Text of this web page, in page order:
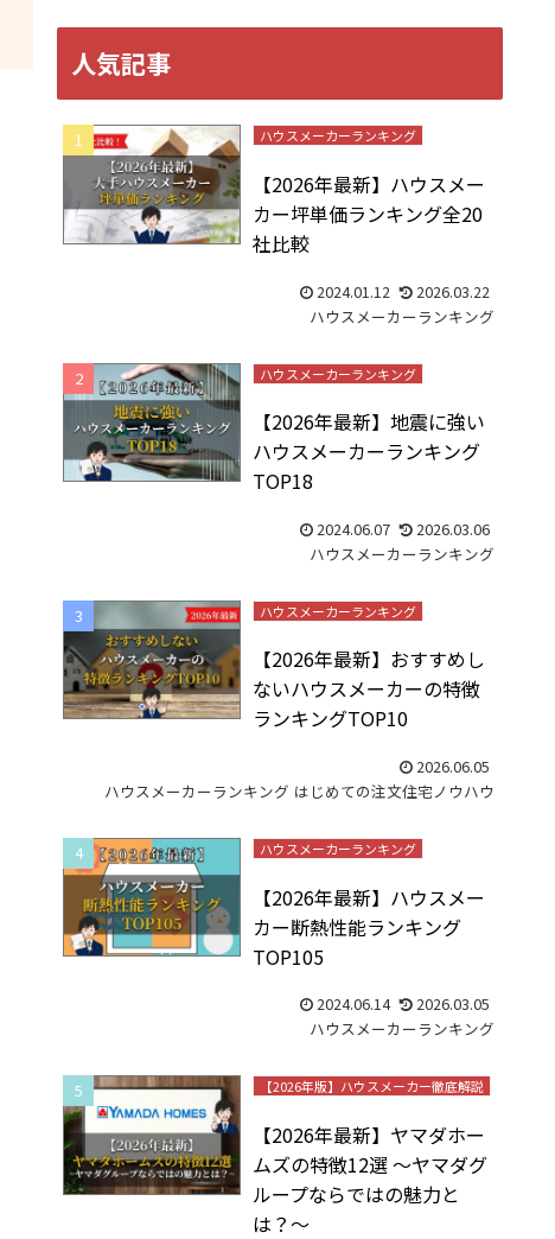
人気記事
ハウスメーカーランキング
【2026年最新】ハウスメー
カー坪単価ランキング全20
社比較
2024.01.12
2026.03.22
ハウスメーカーランキング
ハウスメーカーランキング
【2026年最新】地震に強い
ハウスメーカーランキング
TOP18
2024.06.07
2026.03.06
ハウスメーカーランキング
ハウスメーカーランキング
【2026年最新】おすすめし
ないハウスメーカーの特徴
ランキングTOP10
2026.06.05
ハウスメーカーランキング はじめての注文住宅ノウハウ
ハウスメーカーランキング
【2026年最新】ハウスメー
カー断熱性能ランキング
TOP105
2024.06.14
2026.03.05
ハウスメーカーランキング
【2026年版】ハウスメーカー徹底解説
【2026年最新】ヤマダホー
ムズの特徴12選 ～ヤマダグ
ループならではの魅力と
は？～